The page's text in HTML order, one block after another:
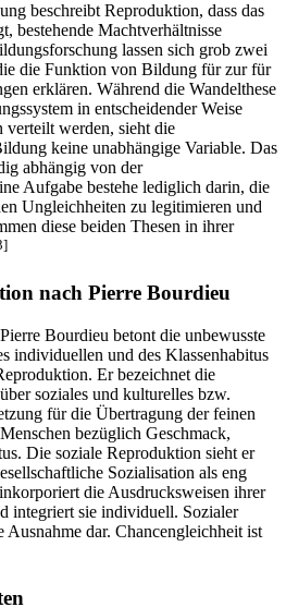
beschreibt Reproduktion, dass das
bestehende Machtverhältnisse
lassen sich grob zwei
die Funktion von Bildung für zur für
erklären. Während die Wandelthese
in entscheidender Weise
verteilt werden, sieht die
keine unabhängige Variable. Das
abhängig von der
Aufgabe bestehe lediglich darin, die
Ungleichheiten zu legitimieren und
diese beiden Thesen in ihrer
nach Pierre Bourdieu
Bourdieu betont die unbewusste
individuellen und des Klassenhabitus
Er bezeichnet die
soziales und kulturelles bzw.
für die Übertragung der feinen
bezüglich Geschmack,
Die soziale Reproduktion sieht er
Sozialisation als eng
die Ausdrucksweisen ihrer
integriert sie individuell. Sozialer
dar. Chancengleichheit ist